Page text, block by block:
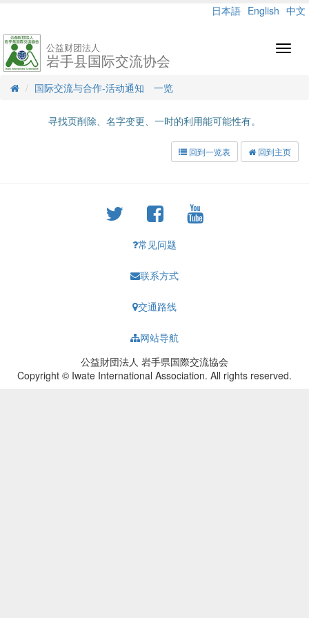
日本語 English 中文
公益财团法人
岩手县国际交流协会
国际交流与合作-活动通知 一览
寻找页削除、名字变更、一时的利用能可能性有。
回到一览表 回到主页
常见问题
联系方式
交通路线
网站导航
公益財団法人 岩手県国際交流協会
Copyright © Iwate International Association. All rights reserved.